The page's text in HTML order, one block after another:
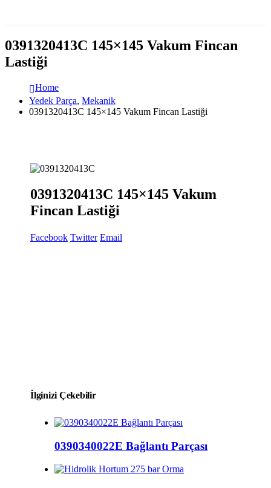
0391320413C 145×145 Vakum Fincan
Lastiği
Home
Yedek Parça, Mekanik
0391320413C 145×145 Vakum Fincan Lastiği
0391320413C 145×145 Vakum
Fincan Lastiği
Facebook Twitter Email
İlginizi Çekebilir
0390340022E Bağlantı Parçası